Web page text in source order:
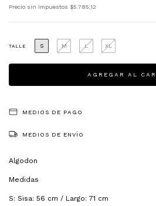
Precio sin impuestos $5.785,12
TALLE S M L XL
MEDIOS DE PAGO
MEDIOS DE ENVÍO
Algodon
Medidas
S: Sisa: 56 cm / Largo: 71 cm